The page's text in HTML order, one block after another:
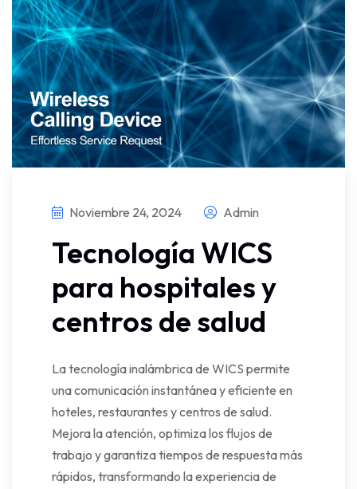
Noviembre 24, 2024 Admin
Tecnología WICS
para hospitales y
centros de salud
La tecnología inalámbrica de WICS permite
una comunicación instantánea y eficiente en
hoteles, restaurantes y centros de salud.
Mejora la atención, optimiza los flujos de
trabajo y garantiza tiempos de respuesta más
rápidos, transformando la experiencia de